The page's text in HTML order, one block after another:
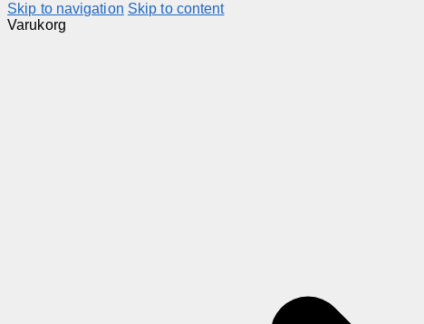
Skip to navigation Skip to content
Varukorg